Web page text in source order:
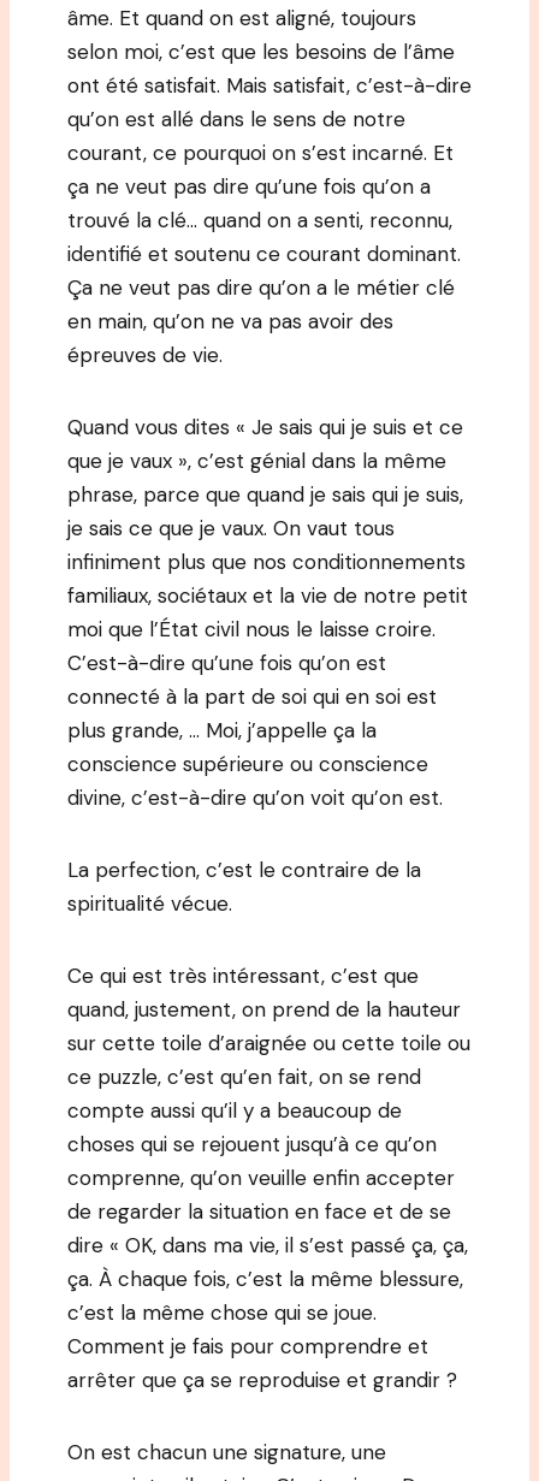
âme. Et quand on est aligné, toujours
selon moi, c’est que les besoins de l’âme
ont été satisfait. Mais satisfait, c’est-à-dire
qu’on est allé dans le sens de notre
courant, ce pourquoi on s’est incarné. Et
ça ne veut pas dire qu’une fois qu’on a
trouvé la clé… quand on a senti, reconnu,
identifié et soutenu ce courant dominant.
Ça ne veut pas dire qu’on a le métier clé
en main, qu’on ne va pas avoir des
épreuves de vie.
Quand vous dites « Je sais qui je suis et ce
que je vaux », c’est génial dans la même
phrase, parce que quand je sais qui je suis,
je sais ce que je vaux. On vaut tous
infiniment plus que nos conditionnements
familiaux, sociétaux et la vie de notre petit
moi que l’État civil nous le laisse croire.
C’est-à-dire qu’une fois qu’on est
connecté à la part de soi qui en soi est
plus grande, … Moi, j’appelle ça la
conscience supérieure ou conscience
divine, c’est-à-dire qu’on voit qu’on est.
La perfection, c’est le contraire de la
spiritualité vécue.
Ce qui est très intéressant, c’est que
quand, justement, on prend de la hauteur
sur cette toile d’araignée ou cette toile ou
ce puzzle, c’est qu’en fait, on se rend
compte aussi qu’il y a beaucoup de
choses qui se rejouent jusqu’à ce qu’on
comprenne, qu’on veuille enfin accepter
de regarder la situation en face et de se
dire « OK, dans ma vie, il s’est passé ça, ça,
ça. À chaque fois, c’est la même blessure,
c’est la même chose qui se joue.
Comment je fais pour comprendre et
arrêter que ça se reproduise et grandir ?
On est chacun une signature, une